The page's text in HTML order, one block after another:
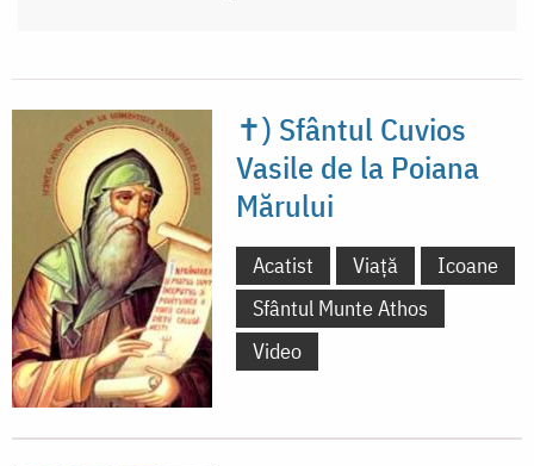
✝) Sfântul Cuvios
Vasile de la Poiana
Mărului
Acatist Viață
Icoane
Sfântul Munte Athos
Video